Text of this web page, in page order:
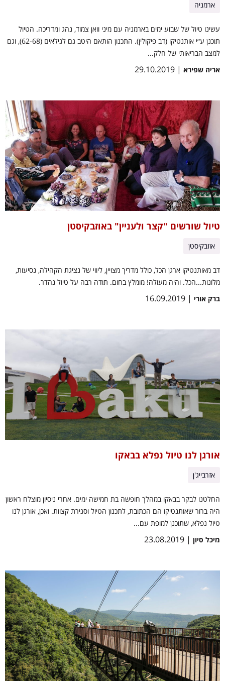
ארמניה
עשינו טיול של שבוע ימים בארמניה עם מיני וואן צמוד, נהג ומדריכה. הטיול
תוכנן ע״י אותנטיקו (דב פיקולין). התכנון הותאם היטב גם לגילאים (62-68), וגם
למצב הבריאותי של חלק...
אריה שפירא | 29.10.2019
טיול שורשים "קצר ולעניין" באוזבקיסטן
אוזבקיסטן
דב מאותנטיקו ארגן הכל, כולל מדריך מצויין, ליווי של נציגת הקהילה, נסיעות,
מלונות...הכל. והיה מעולה! מומלץ בחום. תודה רבה על טיול נהדר.
ברק אורי | 16.09.2019
אורגן לנו טיול נפלא בבאקו
אזרבייג'ן
החלטנו לבקר בבאקו במהלך חופשה בת חמישה ימים. אחרי ניסיון מוצלח ראשון
היה ברור שאותנטיקו הם הכתובת, לתכנון הטיול וסגירת קצוות. ואכן, אורגן לנו
טיול נפלא, שתוכנן למופת עם...
מיכל סיון | 23.08.2019